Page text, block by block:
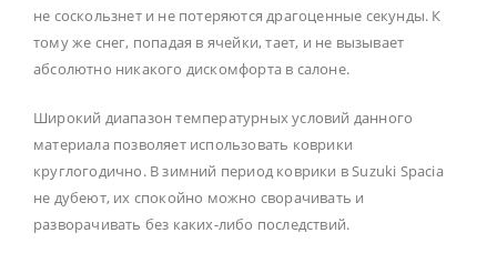
не соскользнет и не потеряются драгоценные секунды. К
тому же снег, попадая в ячейки, тает, и не вызывает
абсолютно никакого дискомфорта в салоне.
Широкий диапазон температурных условий данного
материала позволяет использовать коврики
круглогодично. В зимний период коврики в Suzuki Spacia
не дубеют, их спокойно можно сворачивать и
разворачивать без каких-либо последствий.